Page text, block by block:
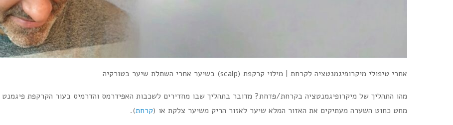
אחרי טיפולי מיקרופיגמנטציה לקרחת | מילוי קרקפת (scalp) בשיער אחרי השתלת שיער בטורקיה
מהו התהליך של מיקרופיגמנטציה בקרחת/פדחת? מדובר בתהליך שבו מחדירים לשכבות האפידרמס והדרמיס בעור הקרקפת
מחט כחוט השערה מעתיקים את האזור המלא שיער לאזור הריק משיער צלקת או (קרחת).